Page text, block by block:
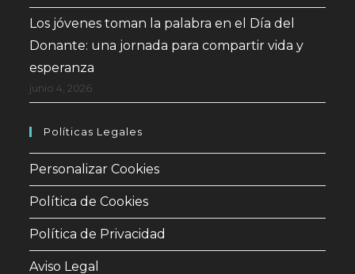
Los jóvenes toman la palabra en el Día del
Donante: una jornada para compartir vida y
esperanza
junio 4, 2026
Políticas Legales
Personalizar Cookies
Política de Cookies
Política de Privacidad
Aviso Legal